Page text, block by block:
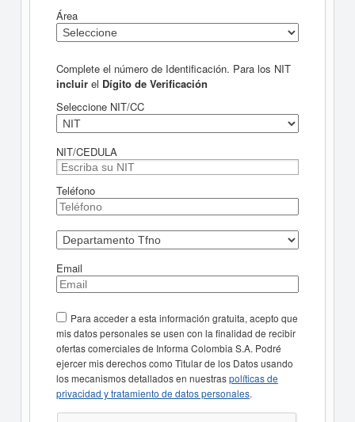
Área
Complete el número de Identificación. Para los NIT
incluirel Dígito de Verificación
Seleccione NIT/CC
NIT/CEDULA
Teléfono
Email
Para acceder a esta información gratuita, acepto que
mis datos personales se usen con la finalidad de recibir
ofertas comerciales de Informa Colombia S.A. Podré
ejercer mis derechos como Titular de los Datos usando
los mecanismos detallados en nuestraspolíticas de
privacidad y tratamiento de datos personales.